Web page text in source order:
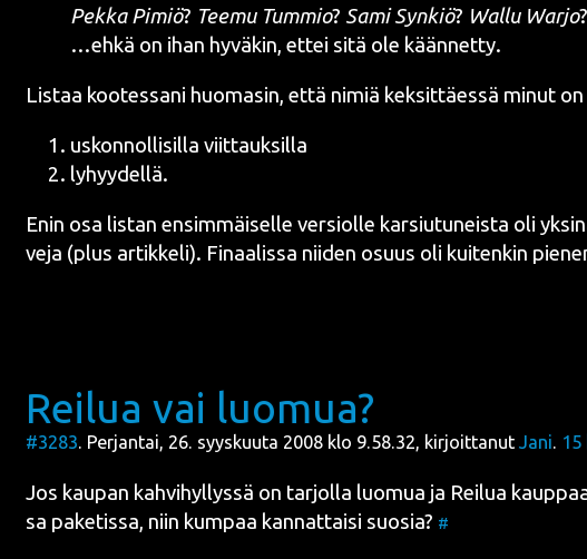
Pek­ka Pimiö? Tee­mu Tum­mio? Sami Syn­kiö? Wal­lu War­jo?
…ehkä on ihan hyvä­kin, ettei sitä ole käännetty.
Lis­taa koo­tes­sa­ni huo­ma­sin, että nimiä kek­sit­täes­sä minut
uskon­nol­li­sil­la viittauksilla
lyhyy­del­lä.
Enin osa lis­tan ensim­mäi­sel­le ver­siol­le kar­siu­tu­neis­ta oli
ve­ja (plus artik­ke­li). Finaa­lis­sa nii­den osuus oli kui­ten­kin
Reilua vai luomua?
#3283. Perjantai, 26. syyskuuta 2008 klo 9.58.32, kirjoittanut Jani. 15
Jos kau­pan kah­vi­hyl­lys­sä on tar­jol­la luo­mua ja Rei­lua
sa pake­tis­sa, niin kum­paa kan­nat­tai­si suo­sia? #